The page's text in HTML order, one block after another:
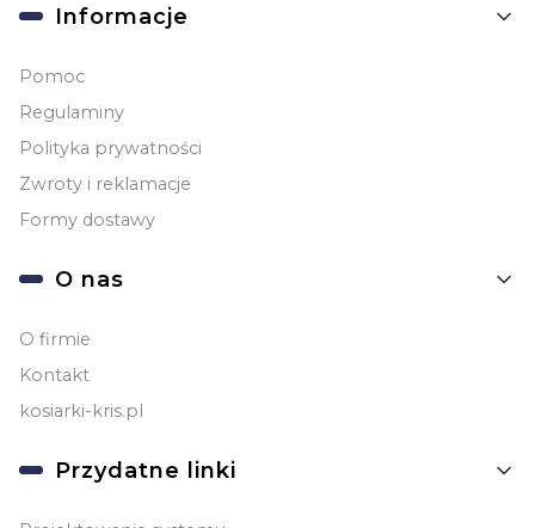
Informacje
Pomoc
Regulaminy
Polityka prywatności
Zwroty i reklamacje
Formy dostawy
O nas
O firmie
Kontakt
kosiarki-kris.pl
Przydatne linki